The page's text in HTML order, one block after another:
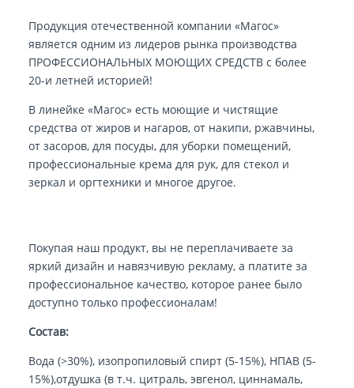
Продукция отечественной компании «Магос»
является одним из лидеров рынка производства
ПРОФЕССИОНАЛЬНЫХ МОЮЩИХ СРЕДСТВ с более
20-и летней историей!
В линейке «Магос» есть моющие и чистящие
средства от жиров и нагаров, от накипи, ржавчины,
от засоров, для посуды, для уборки помещений,
профессиональные крема для рук, для стекол и
зеркал и оргтехники и многое другое.
Покупая наш продукт, вы не переплачиваете за
яркий дизайн и навязчивую рекламу, а платите за
профессиональное качество, которое ранее было
доступно только профессионалам!
Состав:
Вода (>30%), изопропиловый спирт (5-15%), НПАВ (5-
15%),отдушка (в т.ч. цитраль, эвгенол, циннамаль,